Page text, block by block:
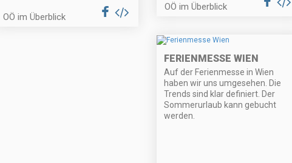
OÖ im Überblick
OÖ im Überblick
FERIENMESSE WIEN
Auf der Ferienmesse in Wien
haben wir uns umgesehen. Die
Trends sind klar definiert. Der
Sommerurlaub kann gebucht
werden.